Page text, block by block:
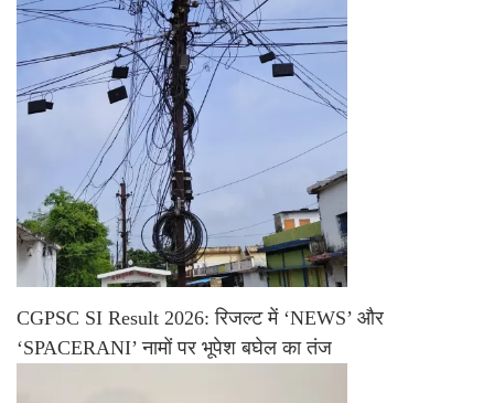
CGPSC SI Result 2026: रिजल्ट में ‘NEWS’ और
‘SPACERANI’ नामों पर भूपेश बघेल का तंज